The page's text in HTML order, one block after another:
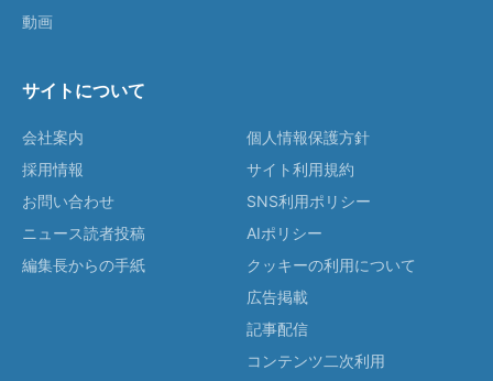
動画
サイトについて
会社案内
採用情報
お問い合わせ
ニュース読者投稿
編集長からの手紙
個人情報保護方針
サイト利用規約
SNS利用ポリシー
AIポリシー
クッキーの利用について
広告掲載
記事配信
コンテンツ二次利用